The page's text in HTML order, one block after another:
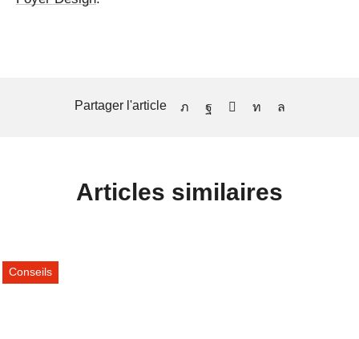
Partager l'article
Articles similaires
Conseils